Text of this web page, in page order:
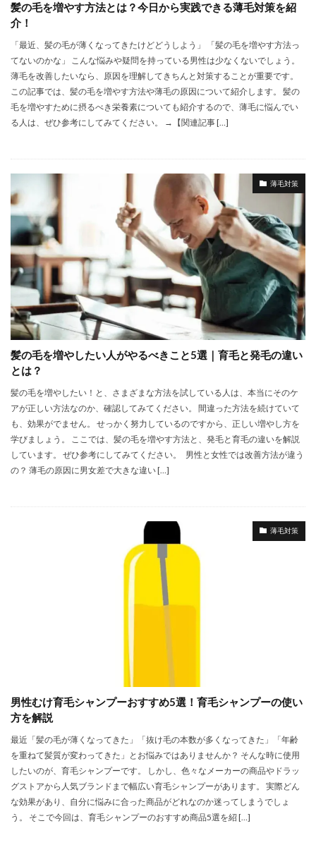
髪の毛を増やす方法とは？今日から実践できる薄毛対策を紹
介！
「最近、髪の毛が薄くなってきたけどどうしよう」 「髪の毛を増やす方法っ
てないのかな」 こんな悩みや疑問を持っている男性は少なくないでしょう。
薄毛を改善したいなら、原因を理解してきちんと対策することが重要です。
この記事では、髪の毛を増やす方法や薄毛の原因について紹介します。 髪の
毛を増やすために摂るべき栄養素についても紹介するので、薄毛に悩んでい
る人は、ぜひ参考にしてみてください。 →【関連記事 […]
薄毛対策
髪の毛を増やしたい人がやるべきこと5選｜育毛と発毛の違い
とは？
髪の毛を増やしたい！と、さまざまな方法を試している人は、本当にそのケ
アが正しい方法なのか、確認してみてください。 間違った方法を続けていて
も、効果がでません。 せっかく努力しているのですから、正しい増やし方を
学びましょう。 ここでは、髪の毛を増やす方法と、発毛と育毛の違いを解説
しています。 ぜひ参考にしてみてください。 男性と女性では改善方法が違う
の？ 薄毛の原因に男女差で大きな違い […]
薄毛対策
男性むけ育毛シャンプーおすすめ5選！育毛シャンプーの使い
方を解説
最近「髪の毛が薄くなってきた」「抜け毛の本数が多くなってきた」「年齢
を重ねて髪質が変わってきた」とお悩みではありませんか？ そんな時に使用
したいのが、育毛シャンプーです。 しかし、色々なメーカーの商品やドラッ
グストアから人気ブランドまで幅広い育毛シャンプーがあります。 実際どん
な効果があり、自分に悩みに合った商品がどれなのか迷ってしまうでしょ
う。 そこで今回は、育毛シャンプーのおすすめ商品5選を紹 […]